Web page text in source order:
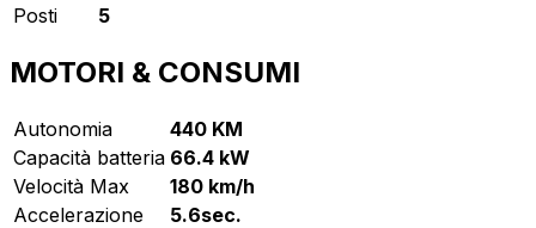
Posti
5
MOTORI & CONSUMI
Autonomia
440 KM
Capacità batteria 66.4 kW
Velocità Max
180 km/h
Accelerazione
5.6sec.